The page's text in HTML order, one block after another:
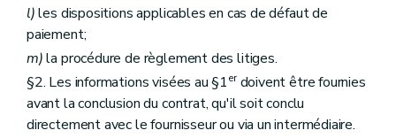
l)les dispositions applicables en cas de défaut de
paiement;
m)la procédure de règlement des litiges.
§2. Les informations visées au §1erdoivent être fournies
avant la conclusion du contrat, qu'il soit conclu
directement avec le fournisseur ou via un intermédiaire.